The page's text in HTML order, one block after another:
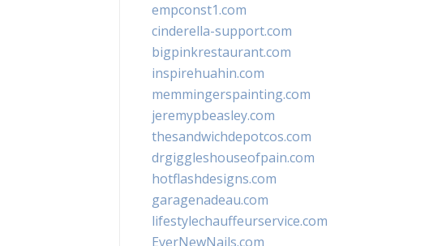
empconst1.com
cinderella-support.com
bigpinkrestaurant.com
inspirehuahin.com
memmingerspainting.com
jeremypbeasley.com
thesandwichdepotcos.com
drgiggleshouseofpain.com
hotflashdesigns.com
garagenadeau.com
lifestylechauffeurservice.com
EverNewNails.com